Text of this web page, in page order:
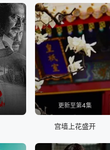
更新至第4集
宫墙上花盛开